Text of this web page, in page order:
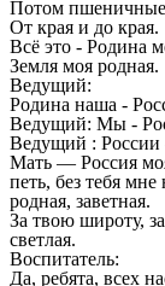
Потом
От края и до края.
Всё это - Родина
Земля моя родная.
Ведущий:
Родина наша -
Ведущий: Мы -
Ведущий : России
Мать — Россия
петь, без тебя
родная, заветная.
За твою широту,
светлая.
Воспитатель:
Да, ребята, всех